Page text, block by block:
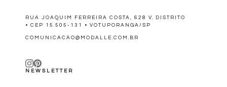
RUA JOAQUIM FERREIRA COSTA, 628 V. DISTRITO
• CEP 15.505-131 • VOTUPORANGA/SP
COMUNICACAO@MODALLE.COM.BR
NEWSLETTER